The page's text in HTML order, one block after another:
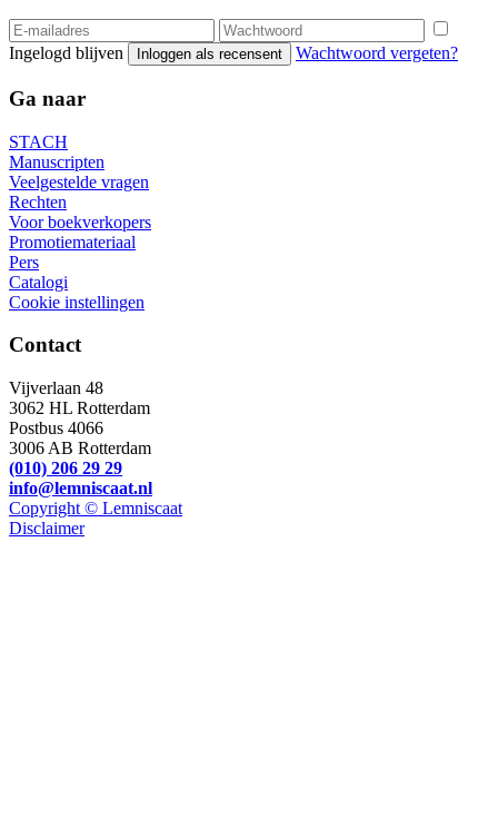
Ingelogd blijven Inloggen als recensent Wachtwoord vergeten?
Ga naar
STACH
Manuscripten
Veelgestelde vragen
Rechten
Voor boekverkopers
Promotiemateriaal
Pers
Catalogi
Cookie instellingen
Contact
Vijverlaan 48
3062 HL Rotterdam
Postbus 4066
3006 AB Rotterdam
(010) 206 29 29
info@lemniscaat.nl
Copyright © Lemniscaat
Disclaimer